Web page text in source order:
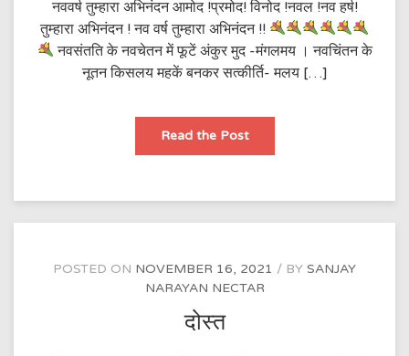
नववर्ष तुम्हारा अभिनंदन आमोद !प्रमोद! विनोद !नवल !नव हर्ष!
तुम्हारा अभिनंदन ! नव वर्ष तुम्हारा अभिनंदन !!
नवसंतति के नवचेतन में फूटें अंकुर मुद -मंगलमय । नवचिंतन के
नूतन किसलय महकें बनकर सत्कीर्ति- मलय […]
Read the Postनववर्ष
अभिनंदन
POSTED ON NOVEMBER 16, 2021 BY SANJAY
NARAYAN NECTAR
दोस्त